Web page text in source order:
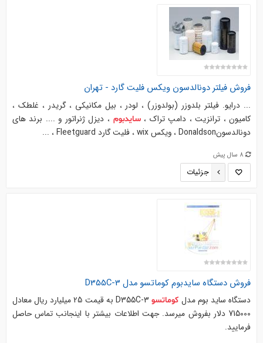
فروش فیلتر دونالدسون ویکس فلیت گارد - تهران
... درایو. فیلتر بلدوزر (بولدوزر) ، لودر ، بیل مکانیکی ، گریدر ، غلطک ،
کامیون ، ترانزیت ، دامپ تراک ،سایدبوم ، دیزل ژنراتور و .... برند های
دونالدسونDonaldson ، ویکس wix ، فلیت گارد Fleetguard ، ...
8 سال پیش
جزئیات
فروش دستگاه سایدبومکوماتسو مدل D355C-3
دستگاه ساید بوم مدل کوماتسو
D355C-3 به قیمت 25 میلیارد ریال معادل
715000 دلار بفروش میرسد. جهت اطلاعات بیشتر با اینجانب تماس حاصل
فرمایید.